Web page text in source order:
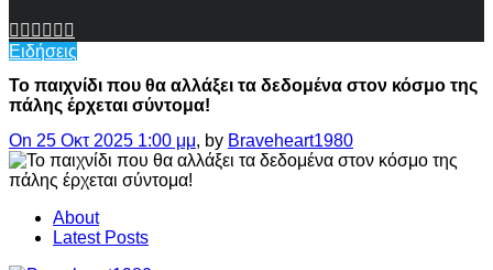
Ειδήσεις
Το παιχνίδι που θα αλλάξει τα δεδομένα στον κόσμο της
πάλης έρχεται σύντομα!
On 25 Οκτ 2025 1:00 μμ, by Braveheart1980
About
Latest Posts